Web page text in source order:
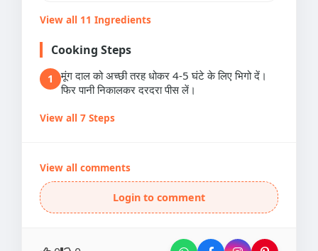
View all 11 Ingredients
Cooking Steps
1
मूंग दाल को अच्छी तरह धोकर 4-5 घंटे के लिए भिगो दें।
फिर पानी निकालकर दरदरा पीस लें।
View all 7 Steps
View all comments
Login to comment